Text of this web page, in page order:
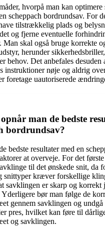
hvorpå man kan optimere
scheppach bordrundsav. For
tilstrækkelig plads og
og fjerne eventuelle
Man skal også bruge korrekte
herunder
behov. Det anbefales desuden
instruktioner nøje og aldrig
foretage uautoriserede
man de bedste
bordrundsav?
bedste resultater med en
at overveje. For det
til det ønskede snit, da
snittyper kræver forskellige
savklingen er skarp og korrekt
bør man følge de
gennem savklingen og undgå
pres, hvilket kan føre til
og savklingen.